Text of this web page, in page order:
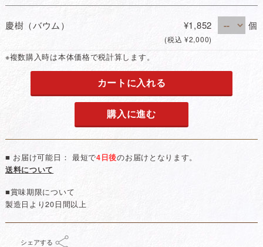
慶樹（バウム） ¥1,852
(税込 ¥2,000)
個
※複数購入時は本体価格で税計算します。
カートに入れる
購入に進む
■ お届け可能日： 最短で4日後のお届けとなります。
送料について
■賞味期限について
製造日より20日間以上
シェアする